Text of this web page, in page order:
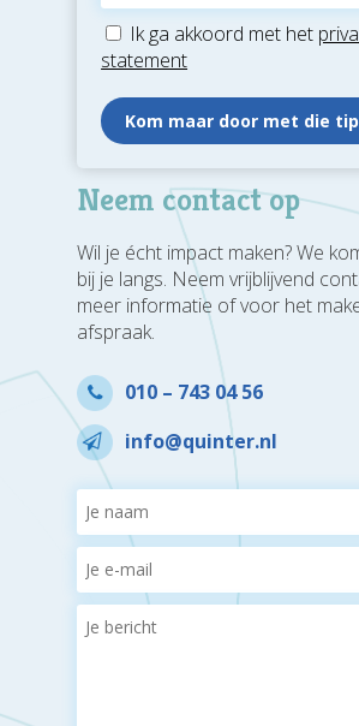
Ik ga akkoord met het
statement
Neem contact op
Wil je écht impact maken? We
bij je langs. Neem vrijblijvend
meer informatie of voor het
afspraak.
010 – 743 04 56
info@quinter.nl